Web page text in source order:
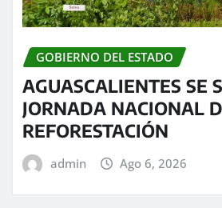
GOBIERNO DEL ESTADO
AGUASCALIENTES SE
JORNADA NACIONAL
REFORESTACIÓN
admin Ago 6, 2026